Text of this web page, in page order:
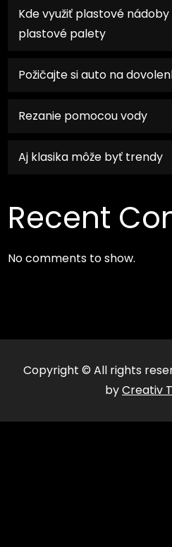
Kde využiť plastové
plastové palety
Požičajte si auto na
Rezanie pomocou vody
Aj klasika môže byť trendy
Recent
No comments to show.
Copyright © All rights
byCreativ